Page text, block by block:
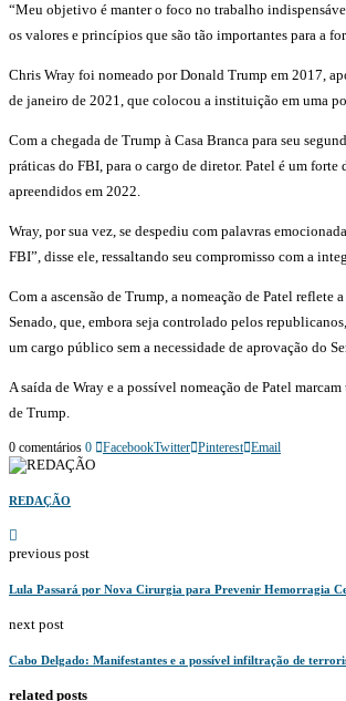
“Meu objetivo é manter o foco no trabalho
os valores e princípios que são tão importantes para a
Chris Wray foi nomeado por Donald Trump em 2017,
de janeiro de 2021, que colocou a instituição em uma
Com a chegada de Trump à Casa Branca para seu
práticas do FBI, para o cargo de diretor. Patel é um
apreendidos em 2022.
Wray, por sua vez, se despediu com palavras
FBI”, disse ele, ressaltando seu compromisso com a
Com a ascensão de Trump, a nomeação de Patel
Senado, que, embora seja controlado pelos
um cargo público sem a necessidade de aprovação do
A saída de Wray e a possível nomeação de Patel
de Trump.
0 comentários 0 FacebookTwitter Pinterest Email
REDAÇÃO
previous post
Lula Passará por Nova Cirurgia para Prevenir Hemorragia
next post
Cabo Delgado: Manifestantes e a possível infiltração de
related posts